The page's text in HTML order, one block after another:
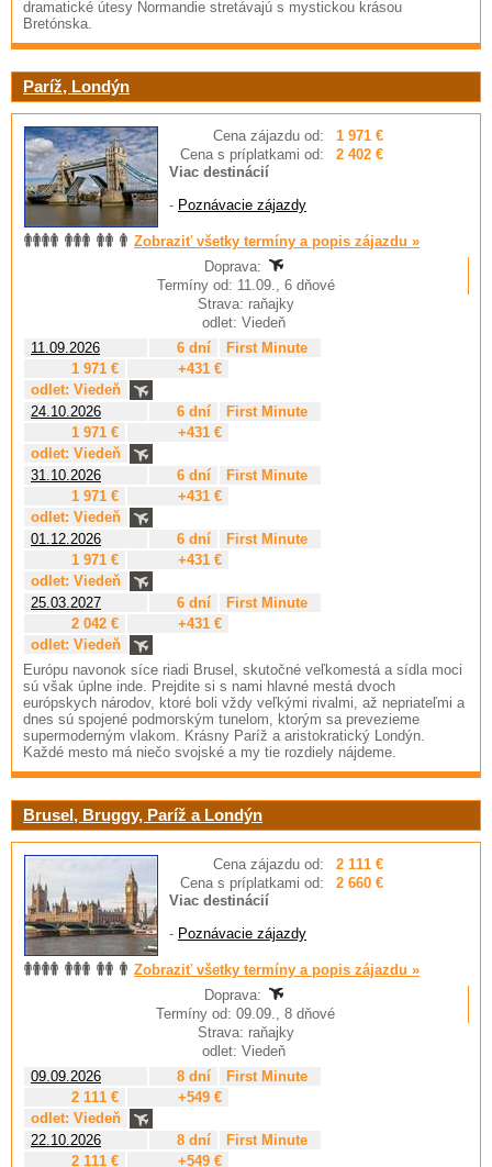
dramatické útesy Normandie stretávajú s mystickou krásou
Bretónska.
Paríž, Londýn
Cena zájazdu od:
1 971 €
Cena s príplatkami od:
2 402 €
Viac destinácií
- Poznávacie zájazdy
Zobraziť všetky termíny a popis zájazdu »
Doprava:
Termíny od: 11.09., 6 dňové
Strava: raňajky
odlet: Viedeň
11.09.2026
6 dní
First Minute
1 971 €
+431 €
odlet: Viedeň
24.10.2026
6 dní
First Minute
1 971 €
+431 €
odlet: Viedeň
31.10.2026
6 dní
First Minute
1 971 €
+431 €
odlet: Viedeň
01.12.2026
6 dní
First Minute
1 971 €
+431 €
odlet: Viedeň
25.03.2027
6 dní
First Minute
2 042 €
+431 €
odlet: Viedeň
Európu navonok síce riadi Brusel, skutočné veľkomestá a sídla moci
sú však úplne inde. Prejdite si s nami hlavné mestá dvoch
európskych národov, ktoré boli vždy veľkými rivalmi, až nepriateľmi a
dnes sú spojené podmorským tunelom, ktorým sa prevezieme
supermoderným vlakom. Krásny Paríž a aristokratický Londýn.
Každé mesto má niečo svojské a my tie rozdiely nájdeme.
Brusel, Bruggy, Paríž a Londýn
Cena zájazdu od:
2 111 €
Cena s príplatkami od:
2 660 €
Viac destinácií
- Poznávacie zájazdy
Zobraziť všetky termíny a popis zájazdu »
Doprava:
Termíny od: 09.09., 8 dňové
Strava: raňajky
odlet: Viedeň
09.09.2026
8 dní
First Minute
2 111 €
+549 €
odlet: Viedeň
22.10.2026
8 dní
First Minute
2 111 €
+549 €